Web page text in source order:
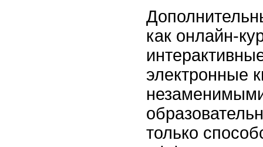
как онлайн-
электронные
только